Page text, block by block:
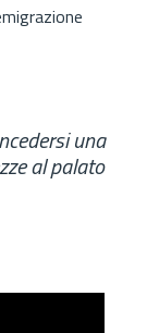
una
al palato